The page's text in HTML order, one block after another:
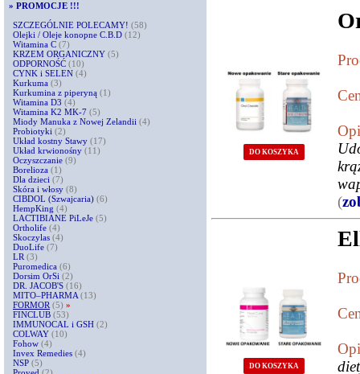
» PROMOCJE !!!
SZCZEGÓLNIE POLECAMY! (58)
Olejki / Oleje konopne C.B.D (12)
Witamina C (7)
KRZEM ORGANICZNY (5)
ODPORNOŚĆ (10)
CYNK i SELEN (4)
Kurkuma (3)
Kurkumina z piperyną (1)
Witamina D3 (4)
Witamina K2 MK-7 (5)
Miody Manuka z Nowej Zelandii (4)
Probiotyki (2)
Układ kostny Stawy (17)
Układ krwionośny (11)
Oczyszczanie (9)
Borelioza (1)
Dla dzieci (7)
Skóra i włosy (8)
CIBDOL (Szwajcaria) (6)
HempKing (4)
LACTIBIANE PiLeJe (5)
Ortholife (4)
Skoczylas (4)
DuoLife (7)
LR (3)
Puromedica (6)
Dorsim OrSi (2)
DR. JACOB'S (16)
MITO–PHARMA (13)
FORMOR (5) »
FINCLUB (53)
IMMUNOCAL i GSH (2)
COLWAY (10)
Fohow (4)
Invex Remedies (4)
NSP (5)
DO KOSZYKA
(
DO KOSZYKA